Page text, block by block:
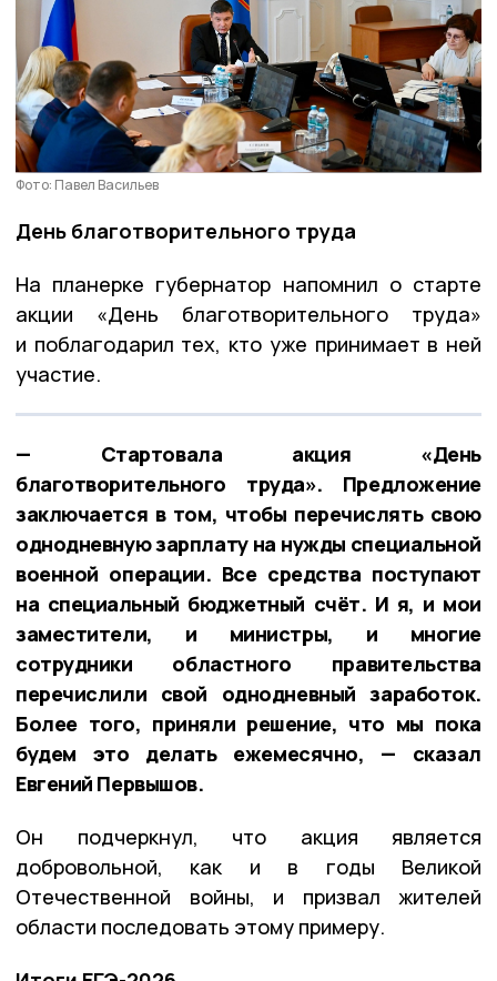
Фото: Павел Васильев
День благотворительного труда
На планерке губернатор напомнил о старте
акции «День благотворительного труда»
и поблагодарил тех, кто уже принимает в ней
участие.
— Стартовала акция «День
благотворительного труда». Предложение
заключается в том, чтобы перечислять свою
однодневную зарплату на нужды специальной
военной операции. Все средства поступают
на специальный бюджетный счёт. И я, и мои
заместители, и министры, и многие
сотрудники областного правительства
перечислили свой однодневный заработок.
Более того, приняли решение, что мы пока
будем это делать ежемесячно, — сказал
Евгений Первышов.
Он подчеркнул, что акция является
добровольной, как и в годы Великой
Отечественной войны, и призвал жителей
области последовать этому примеру.